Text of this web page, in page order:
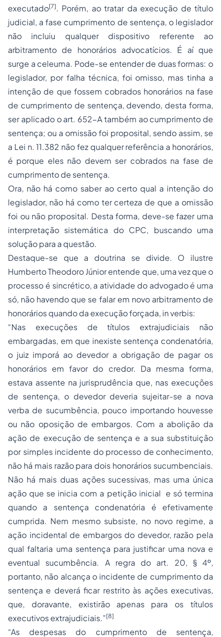
executado[7]. Porém, ao tratar da execução de título
judicial, a fase cumprimento de sentença, o legislador
não incluiu qualquer dispositivo referente ao
arbitramento de honorários advocatícios. É aí que
surge a celeuma. Pode-se entender de duas formas: o
legislador, por falha técnica, foi omisso, mas tinha a
intenção de que fossem cobrados honorários na fase
de cumprimento de sentença, devendo, desta forma,
ser aplicado o art. 652-A também ao cumprimento de
sentença; ou a omissão foi proposital, sendo assim, se
a Lei n. 11.382 não fez qualquer referência a honorários,
é porque eles não devem ser cobrados na fase de
cumprimento de sentença.
Ora, não há como saber ao certo qual a intenção do
legislador, não há como ter certeza de que a omissão
foi ou não proposital. Desta forma, deve-se fazer uma
interpretação sistemática do CPC, buscando uma
solução para a questão.
Destaque-se que a doutrina se divide. O ilustre
Humberto Theodoro Júnior entende que, uma vez que o
processo é sincrético, a atividade do advogado é uma
só, não havendo que se falar em novo arbitramento de
honorários quando da execução forçada, in verbis:
“Nas execuções de títulos extrajudiciais não
embargadas, em que inexiste sentença condenatória,
o juiz imporá ao devedor a obrigação de pagar os
honorários em favor do credor. Da mesma forma,
estava assente na jurisprudência que, nas execuções
de sentença, o devedor deveria sujeitar-se a nova
verba de sucumbência, pouco importando houvesse
ou não oposição de embargos. Com a abolição da
ação de execução de sentença e a sua substituição
por simples incidente do processo de conhecimento,
não há mais razão para dois honorários sucumbenciais.
Não há mais duas ações sucessivas, mas uma única
ação que se inicia com a petição inicial e só termina
quando a sentença condenatória é efetivamente
cumprida. Nem mesmo subsiste, no novo regime, a
ação incidental de embargos do devedor, razão pela
qual faltaria uma sentença para justificar uma nova e
eventual sucumbência. A regra do art. 20, § 4º,
portanto, não alcança o incidente de cumprimento da
sentença e deverá ficar restrito às ações executivas,
que, doravante, existirão apenas para os títulos
executivos extrajudiciais.”[8]
“As despesas do cumprimento de sentença,